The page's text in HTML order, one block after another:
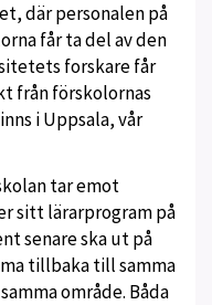
där personalen på
får ta del av den
forskare får
från förskolornas
i Uppsala, vår
tar emot
sitt lärarprogram på
senare ska ut på
tillbaka till samma
område. Båda